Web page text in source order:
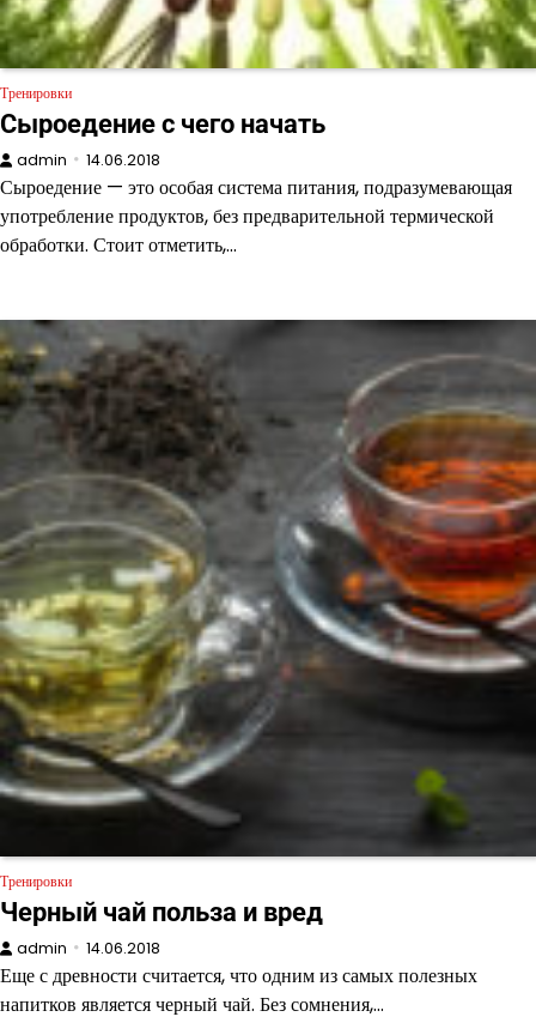
Тренировки
Сыроедение с чего начать
admin 14.06.2018
Сыроедение — это особая система питания, подразумевающая
употребление продуктов, без предварительной термической
обработки. Стоит отметить,…
Тренировки
Черный чай польза и вред
admin 14.06.2018
Еще с древности считается, что одним из самых полезных
напитков является черный чай. Без сомнения,…